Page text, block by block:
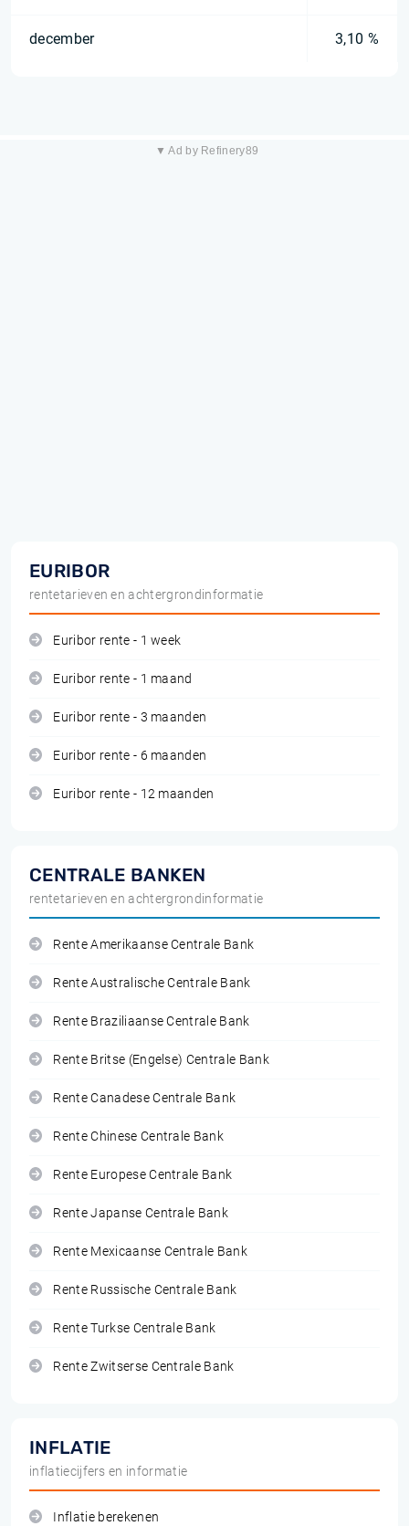
december 3,10 %
▼ Ad by Refinery89
EURIBOR
rentetarieven en achtergrondinformatie
Euribor rente - 1 week
Euribor rente - 1 maand
Euribor rente - 3 maanden
Euribor rente - 6 maanden
Euribor rente - 12 maanden
CENTRALE BANKEN
rentetarieven en achtergrondinformatie
Rente Amerikaanse Centrale Bank
Rente Australische Centrale Bank
Rente Braziliaanse Centrale Bank
Rente Britse (Engelse) Centrale Bank
Rente Canadese Centrale Bank
Rente Chinese Centrale Bank
Rente Europese Centrale Bank
Rente Japanse Centrale Bank
Rente Mexicaanse Centrale Bank
Rente Russische Centrale Bank
Rente Turkse Centrale Bank
Rente Zwitserse Centrale Bank
INFLATIE
inflatiecijfers en informatie
Inflatie berekenen